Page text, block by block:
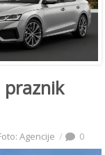
praznik
Agencije 0